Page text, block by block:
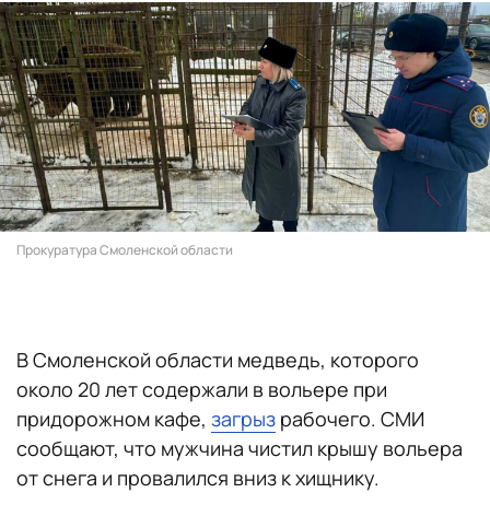
Прокуратура Смоленской области
В Смоленской области медведь, которого
около 20 лет содержали в вольере при
придорожном кафе, загрыз рабочего. СМИ
сообщают, что мужчина чистил крышу вольера
от снега и провалился вниз к хищнику.